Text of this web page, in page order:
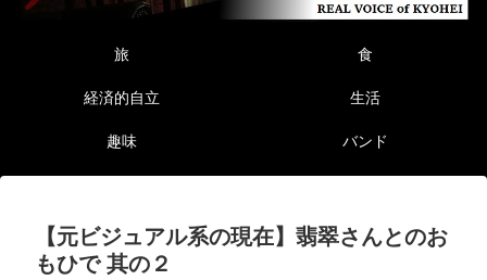
旅 食
経済的自立 生活
趣味 バンド
【元ビジュアル系の現在】翡翠さんとのお
もひで 其の２